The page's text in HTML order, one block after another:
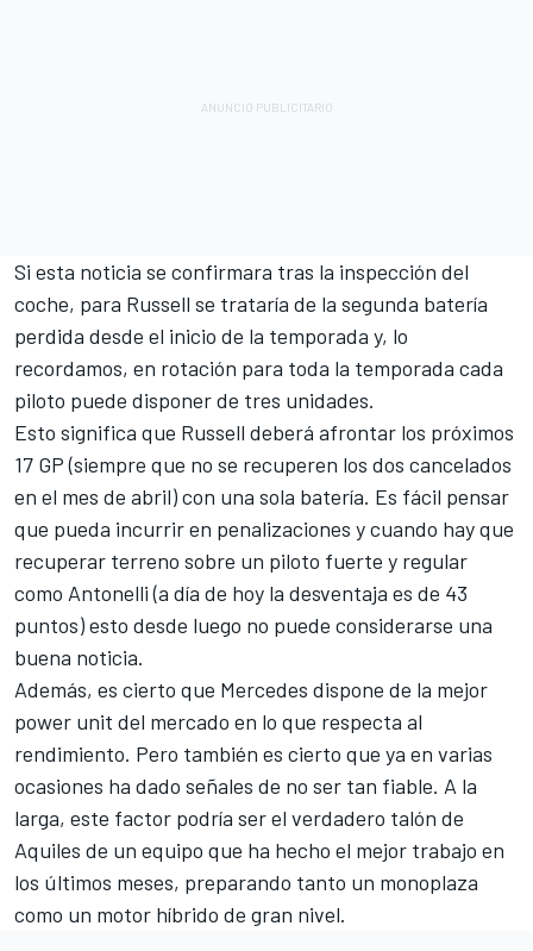
Si esta noticia se confirmara tras la inspección del
coche, para Russell se trataría de la segunda batería
perdida desde el inicio de la temporada y, lo
recordamos, en rotación para toda la temporada cada
piloto puede disponer de tres unidades.
Esto significa que Russell deberá afrontar los próximos
17 GP (siempre que no se recuperen los dos cancelados
en el mes de abril) con una sola batería. Es fácil pensar
que pueda incurrir en penalizaciones y cuando hay que
recuperar terreno sobre un piloto fuerte y regular
como Antonelli (a día de hoy la desventaja es de 43
puntos) esto desde luego no puede considerarse una
buena noticia.
Además, es cierto que Mercedes dispone de la mejor
power unit del mercado en lo que respecta al
rendimiento. Pero también es cierto que ya en varias
ocasiones ha dado señales de no ser tan fiable. A la
larga, este factor podría ser el verdadero talón de
Aquiles de un equipo que ha hecho el mejor trabajo en
los últimos meses, preparando tanto un monoplaza
como un motor híbrido de gran nivel.